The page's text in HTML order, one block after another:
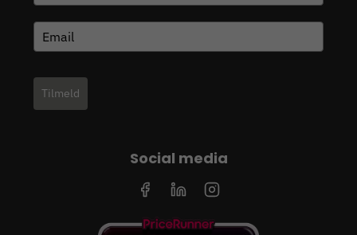
Tilmeld
Social media